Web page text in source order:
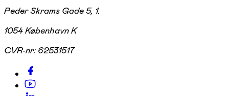
Peder Skrams Gade 5, 1.
1054 København K
CVR-nr: 62531517